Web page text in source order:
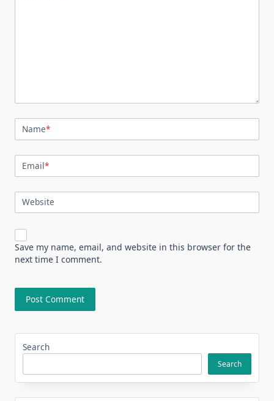
Name*
Email*
Website
Save my name, email, and website in this browser for the
next time I comment.
Search
Search